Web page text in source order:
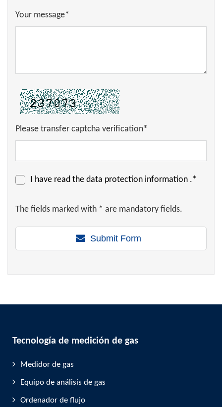
Your message*
Please transfer captcha verification*
I have read the data protection information .*
The fields marked with * are mandatory fields.
Submit Form
Tecnología de medición de gas
Medidor de gas
Equipo de análisis de gas
Ordenador de flujo